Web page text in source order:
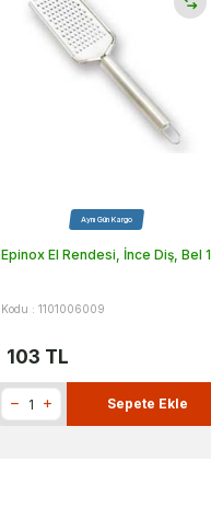
Aynı Gün Kargo
Epinox El Rendesi, İnce Diş, Bel 1
Kodu : 1101006009
103 TL
Sepete Ekle